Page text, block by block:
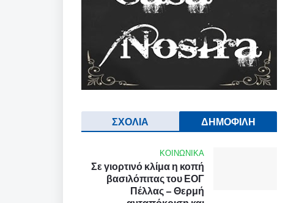
ΔΗΜΟΦΙΛΗ
ΣΧΟΛΙΑ
ΚΟΙΝΩΝΙΚΑ
Σε γιορτινό κλίμα η κοπή
βασιλόπιτας του ΕΟΓ
Πέλλας – Θερμή